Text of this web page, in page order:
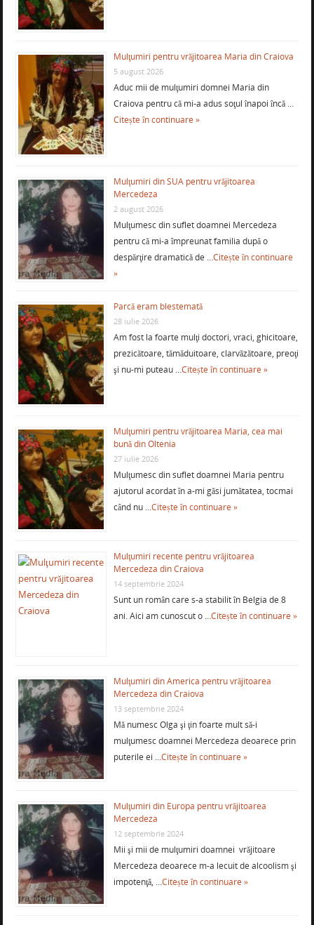
Mulţumiri pentru vrăjitoarea Maria din Craiova
5 august 2026
Aduc mii de mulţumiri domnei Maria din
Craiova pentru că mi-a adus soţul înapoi încă …
Citește în continuare »
Mulţumiri din SUA pentru vrăjitoarea
Mercedeza
2 august 2026
Mulţumesc din suflet doamnei Mercedeza
pentru că mi-a împreunat familia după o
despărţire dramatică de …Citește în continuare
»
Parcă eram blestemată
28 iulie 2026
Am fost la foarte mulţi doctori, vraci, ghicitoare,
prezicătoare, tămăduitoare, clarvăzătoare, preoţi
şi nu-mi puteau …Citește în continuare »
Mulţumiri pentru vrăjitoarea Maria, cea mai
bună din Oltenia
27 iulie 2026
Mulţumesc din suflet doamnei Maria pentru
ajutorul acordat în a-mi găsi jumătatea, tocmai
când nu …Citește în continuare »
Mulţumiri recente pentru vrăjitoarea
Mercedeza din Craiova
14 septembrie 2024
Sunt un român care s-a stabilit în Belgia de 8
ani. Aici am cunoscut o …Citește în continuare »
Mulţumiri din America pentru vrăjitoarea
Mercedeza din Craiova
13 septembrie 2024
Mă numesc Olga şi ţin foarte mult să-i
mulţumesc doamnei Mercedeza deoarece prin
puterile ei …Citește în continuare »
Mulţumiri din Europa pentru vrăjitoarea
Mercedeza
12 septembrie 2024
Mii şi mii de mulţumiri doamnei vrăjitoare
Mercedeza deoarece m-a lecuit de alcoolism şi
impotenţă, …Citește în continuare »